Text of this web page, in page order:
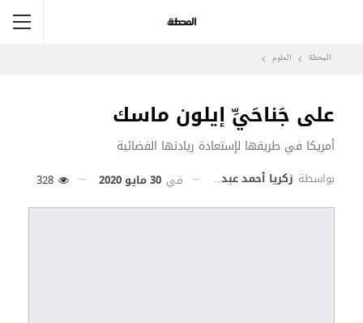
المحطة العلوم
على جَناحَيِّ إيلون ماسك
أمريكا في طريقها لإستعادة ريادتها الفضائية
بواسطة زكريا أحمد عبد المطلب في 30 مايو 2020